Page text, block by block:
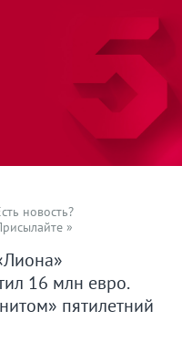
новость?
»
16 млн евро.
пятилетний